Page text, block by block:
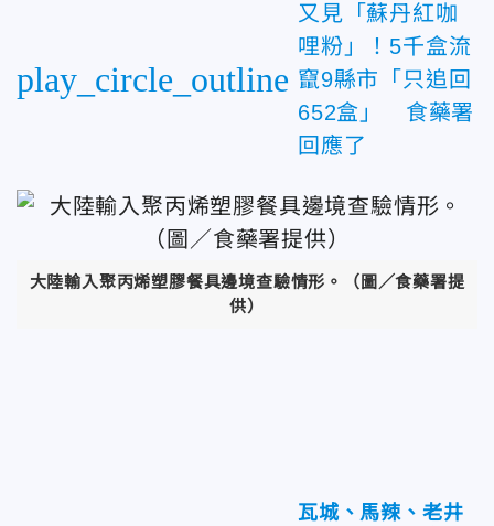
play_circle_outline
又見「蘇丹紅咖
哩粉」！5千盒流
竄9縣市「只追回
652盒」 食藥署
回應了
大陸輸入聚丙烯塑膠餐具邊境查驗情形。（圖／食藥署提
供）
瓦城、馬辣、老井